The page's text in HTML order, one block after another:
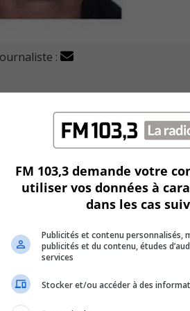
:
SOUCHE, Michel Mainville,
et 9 suspects auront
incluant de l’argent,
et du matériel lié au
ayant pris part au projet,
criminelles menées sur
FM 103,3 demande votre
utiliser vos données à
dans les cas
Publicités et contenu personnalisés,
publicités et du contenu, études
services
Stocker et/ou accéder à des